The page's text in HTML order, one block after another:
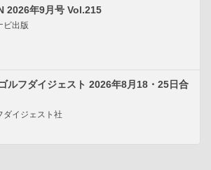
2026年9月号 Vol.215
ビ出版
ルフダイジェスト 2026年8月18・25日合
ダイジェスト社